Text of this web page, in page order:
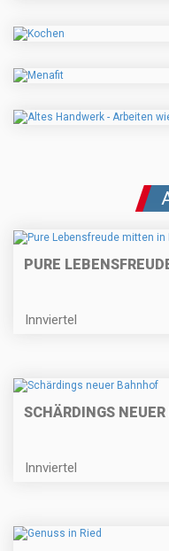
PURE
Innviertel
SCHÄRDINGS
Innviertel